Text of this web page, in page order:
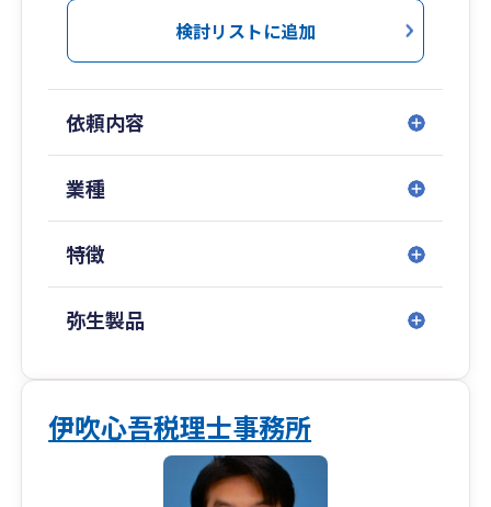
検討リストに追加
依頼内容
業種
特徴
弥生製品
伊吹心吾税理士事務所